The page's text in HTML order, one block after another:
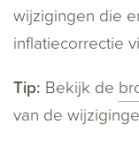
wijzigingen die
inflatiecorrectie
Tip: Bekijk de
van de